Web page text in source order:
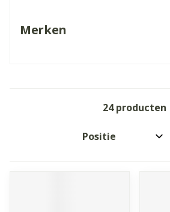
Merken
24producten
Sorteer op: